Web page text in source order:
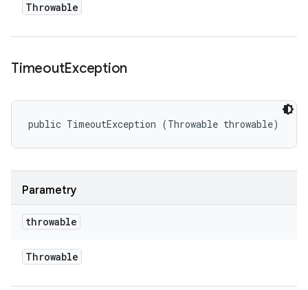
Throwable
TimeoutException
public TimeoutException (Throwable throwable)
Parametry
throwable
Throwable